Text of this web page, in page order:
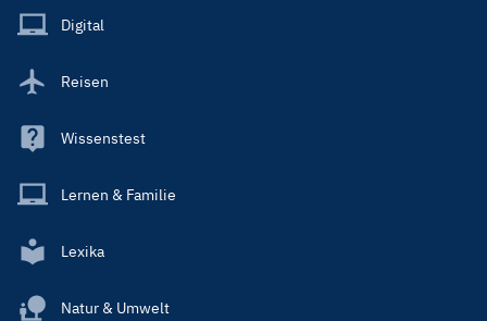
Main
Digital
Reisen
Wissenstest
Lernen & Familie
Lexika
Natur & Umwelt